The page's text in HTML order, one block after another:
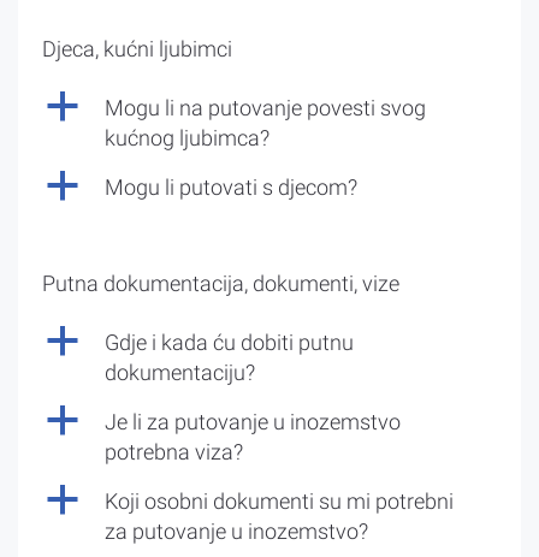
Djeca, kućni ljubimci
a
Mogu li na putovanje povesti svog
kućnog ljubimca?
a Mogu li putovati s djecom?
Putna dokumentacija, dokumenti, vize
a
Gdje i kada ću dobiti putnu
dokumentaciju?
a
Je li za putovanje u inozemstvo
potrebna viza?
a
Koji osobni dokumenti su mi potrebni
za putovanje u inozemstvo?